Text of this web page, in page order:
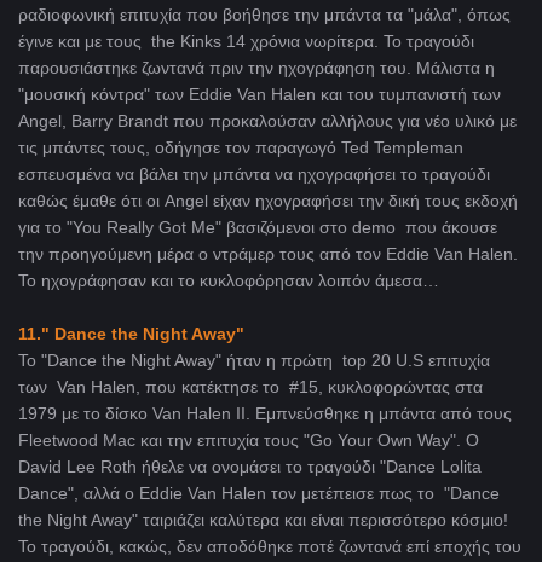
ραδιοφωνική επιτυχία που βοήθησε την μπάντα τα "μάλα", όπως
έγινε και με τους the Kinks 14 χρόνια νωρίτερα. Το τραγούδι
παρουσιάστηκε ζωντανά πριν την ηχογράφηση του. Μάλιστα η
"μουσική κόντρα" των Eddie Van Halen και του τυμπανιστή των
Angel, Barry Brandt που προκαλούσαν αλλήλους για νέο υλικό με
τις μπάντες τους, οδήγησε τον παραγωγό Ted Templeman
εσπευσμένα να βάλει την μπάντα να ηχογραφήσει το τραγούδι
καθώς έμαθε ότι οι Angel είχαν ηχογραφήσει την δική τους εκδοχή
για το "You Really Got Me" βασιζόμενοι στο demo που άκουσε
την προηγούμενη μέρα ο ντράμερ τους από τον Eddie Van Halen.
Το ηχογράφησαν και το κυκλοφόρησαν λοιπόν άμεσα…
11." Dance the Night Away"
Το "Dance the Night Away" ήταν η πρώτη top 20 U.S επιτυχία
των Van Halen, που κατέκτησε το #15, κυκλοφορώντας στα
1979 με το δίσκο Van Halen II. Εμπνεύσθηκε η μπάντα από τους
Fleetwood Mac και την επιτυχία τους "Go Your Own Way". Ο
David Lee Roth ήθελε να ονομάσει το τραγούδι "Dance Lolita
Dance", αλλά ο Eddie Van Halen τον μετέπεισε πως το "Dance
the Night Away" ταιριάζει καλύτερα και είναι περισσότερο κόσμιο!
Το τραγούδι, κακώς, δεν αποδόθηκε ποτέ ζωντανά επί εποχής του